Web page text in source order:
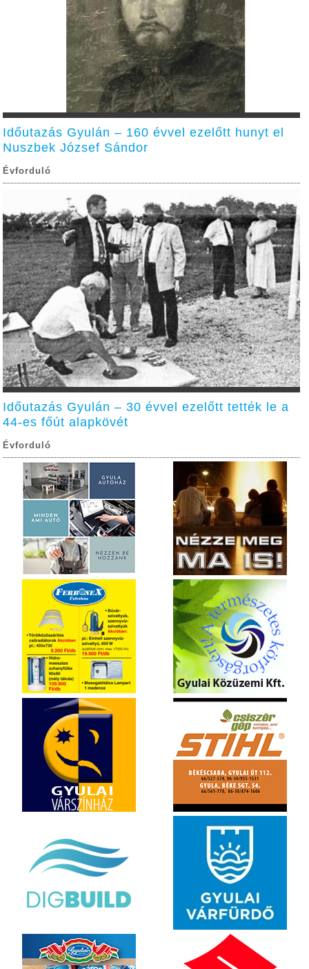
Időutazás Gyulán – 160 évvel ezelőtt hunyt el
Nuszbek József Sándor
Évforduló
Időutazás Gyulán – 30 évvel ezelőtt tették le a
44-es főút alapkövét
Évforduló